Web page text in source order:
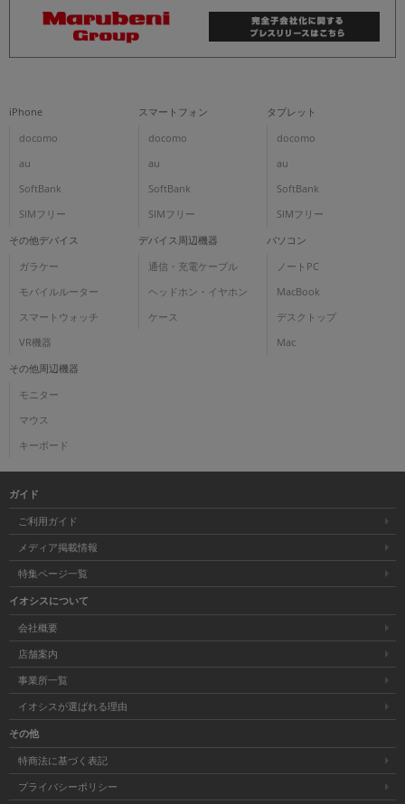
iPhone
docomo
au
SoftBank
SIMフリー
スマートフォン
docomo
au
SoftBank
SIMフリー
タブレット
docomo
au
SoftBank
SIMフリー
その他デバイス
ガラケー
モバイルルーター
スマートウォッチ
VR機器
デバイス周辺機器
通信・充電ケーブル
ヘッドホン・イヤホン
ケース
パソコン
ノートPC
MacBook
デスクトップ
Mac
その他周辺機器
モニター
マウス
キーボード
ガイド
ご利用ガイド
メディア掲載情報
特集ページ一覧
イオシスについて
会社概要
店舗案内
事業所一覧
イオシスが選ばれる理由
その他
特商法に基づく表記
プライバシーポリシー